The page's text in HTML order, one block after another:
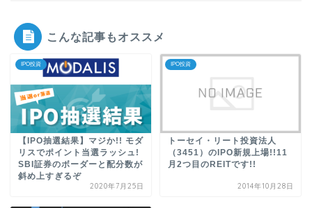
こんな記事もオススメ
IPO投資
【IPO抽選結果】マジか!! モダ
リスでポイント当選ラッシュ!
SBI証券のボーダーと配分数が
斜め上すぎるぞ
2020年7月25日
IPO投資
トーセイ・リート投資法人
（3451）のIPO新規上場!!11
月2つ目のREITです!!
2014年10月28日